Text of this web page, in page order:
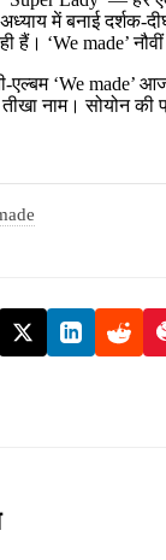
में बनाई दर्शक-
हैं। ‘We made’
एल्बम ‘We made’
नाम। सोयोन की